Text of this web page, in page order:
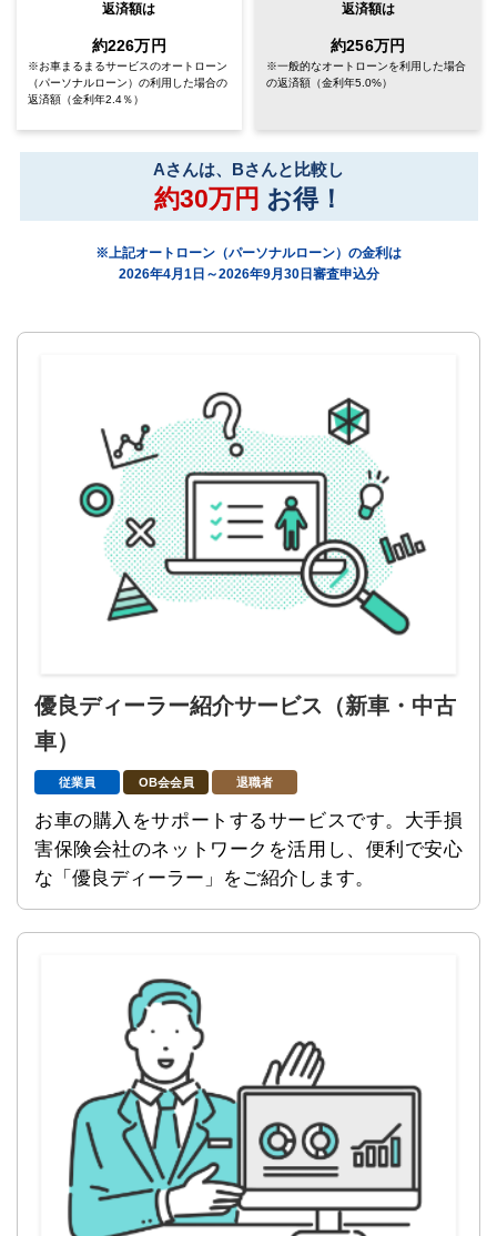
返済額は
約226万円
※お車まるまるサービスのオートローン
（パーソナルローン） の利用した場合の
返済額（金利年2.4％）
返済額は
約256万円
※一般的なオートローンを利用した場合
の返済額 （金利年5.0%）
Aさんは、Bさんと比較し
約30万円 お得！
※上記オートローン（パーソナルローン）の金利は
2026年4月1日～2026年9月30日審査申込分
優良ディーラー紹介サービス （新車・中古
車）
従業員 OB会会員 退職者
お車の購入をサポートするサービスです。大手損
害保険会社のネットワークを活用し、便利で安心
な「優良ディーラー」をご紹介します。